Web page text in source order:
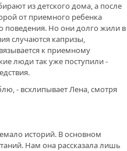
из детского дома, а после
от приемного ребенка
поведения. Но они долго жили в
случаются капризы,
к приемному
люди так уже поступили -
- всхлипывает Лена, смотря
историй. В основном
Нам она рассказала лишь